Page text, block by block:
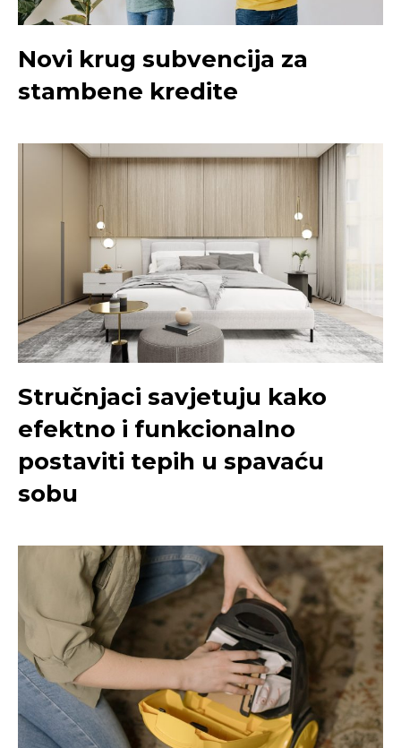
Novi krug subvencija za
stambene kredite
Stručnjaci savjetuju kako
efektno i funkcionalno
postaviti tepih u spavaću
sobu